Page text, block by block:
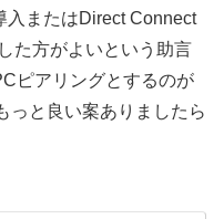
入またはDirect Connect
た方がよいという助言
ピアリングとするのが
っと良い案ありましたら